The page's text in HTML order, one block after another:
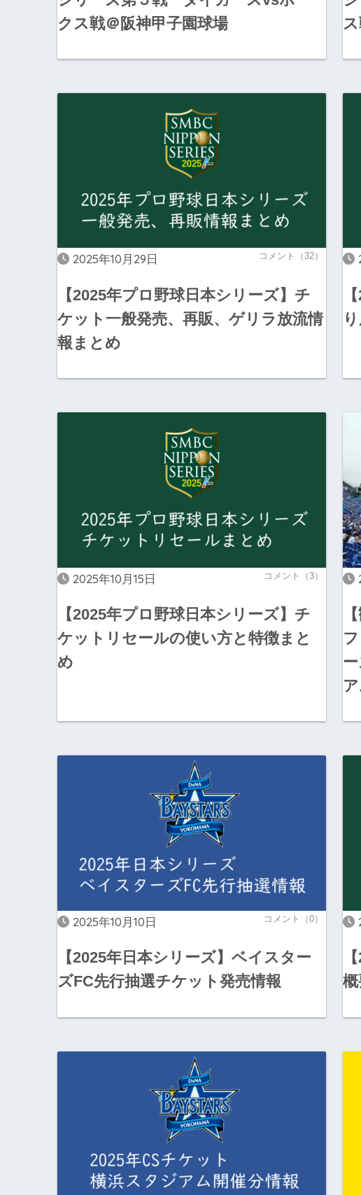
クス戦＠阪神甲子園球場
2025年10月29日 コメント（32）
【2025年プロ野球日本シリーズ】チ
ケット一般発売、再販、ゲリラ放流情
報まとめ
2025年10月15日 コメント（3）
【2025年プロ野球日本シリーズ】チ
ケットリセールの使い方と特徴まと
め
2025年10月10日 コメント（0）
【2025年日本シリーズ】ベイスター
ズFC先行抽選チケット発売情報